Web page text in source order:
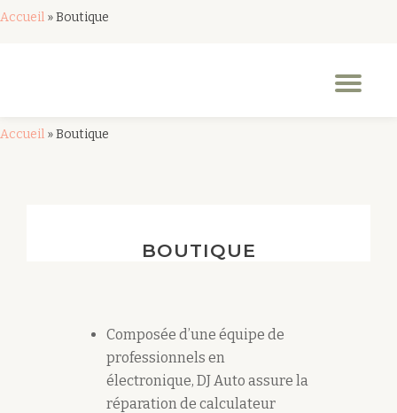
Accueil »Boutique
Accueil »Boutique
BOUTIQUE
Composée d’une équipe de
professionnels en
électronique, DJ Auto assure la
réparation de calculateur